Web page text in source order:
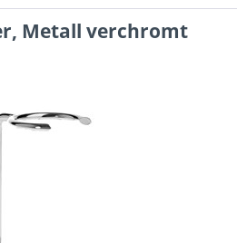
Metall verchromt